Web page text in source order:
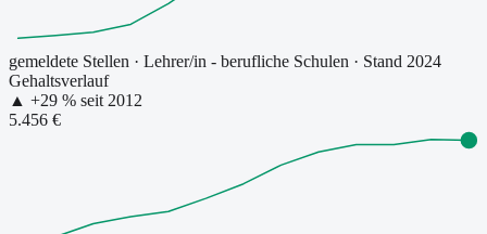
gemeldete Stellen · Lehrer/in - berufliche Schulen · Stand 2024
Gehaltsverlauf
▲ +29 % seit 2012
5.456 €